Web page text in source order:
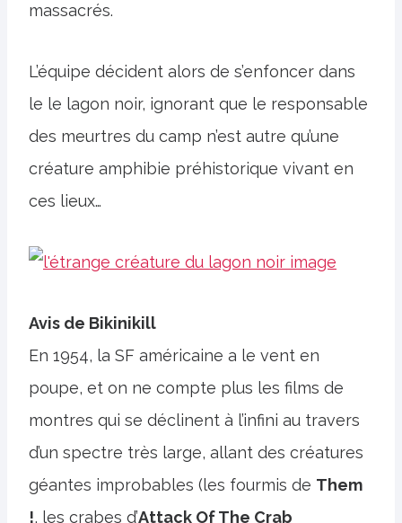
massacrés.
L’équipe décident alors de s’enfoncer dans
le le lagon noir, ignorant que le responsable
des meurtres du camp n’est autre qu’une
créature amphibie préhistorique vivant en
ces lieux…
Avis de Bikinikill
En 1954, la SF américaine a le vent en
poupe, et on ne compte plus les films de
montres qui se déclinent à l’infini au travers
d’un spectre très large, allant des créatures
géantes improbables (les fourmis de Them
!, les crabes d’Attack Of The Crab